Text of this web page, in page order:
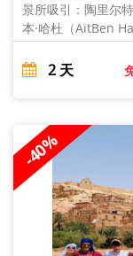
景所吸引：陶里尔
本·哈杜（AïtBen
2 天
-40%